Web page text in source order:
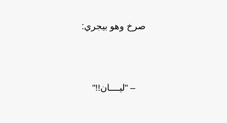
صرخ وهو بيجري:
– "ليــــان!!"